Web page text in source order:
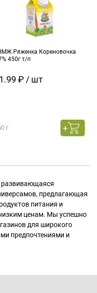
Ряженка Кореновочка
450г т/п
₽ / шт
г
развивающаяся
предлагающая
питания и
ценам. Мы успешно
для широкого
предпочтениями и